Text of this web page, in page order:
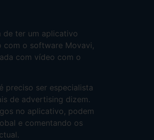
de ter um aplicativo
com o software Movavi,
com vídeo com o
preciso ser especialista
de advertising dizem.
no aplicativo, podem
e comentando os